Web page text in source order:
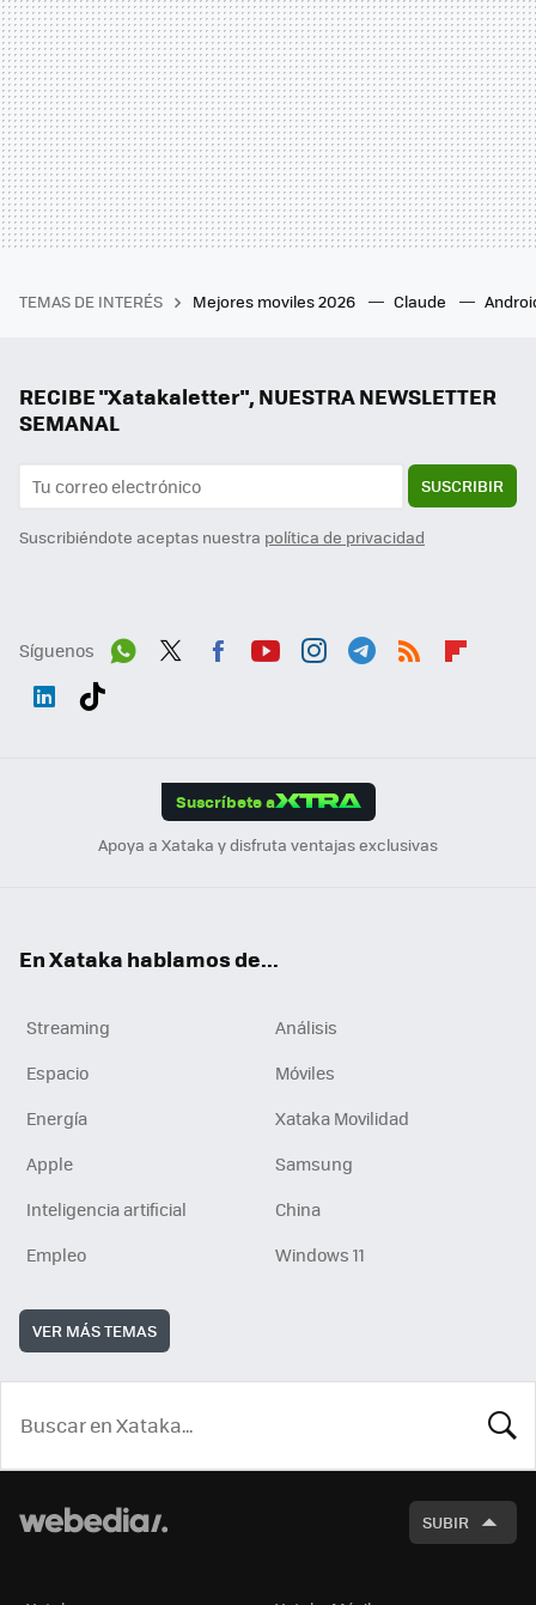
TEMAS DE INTERÉS Mejores moviles 2026 Claude
RECIBE "Xatakaletter", NUESTRA NEWSLETTER
SEMANAL
SUSCRIBIR
Suscribiéndote aceptas nuestra política de privacidad
Síguenos
Suscríbete a
Apoya a Xataka y disfruta ventajas exclusivas
En Xataka hablamos de...
Streaming
Análisis
Espacio
Móviles
Energía
Xataka Movilidad
Apple
Samsung
Inteligencia artificial
China
Empleo
Windows 11
VER MÁS TEMAS
SUBIR